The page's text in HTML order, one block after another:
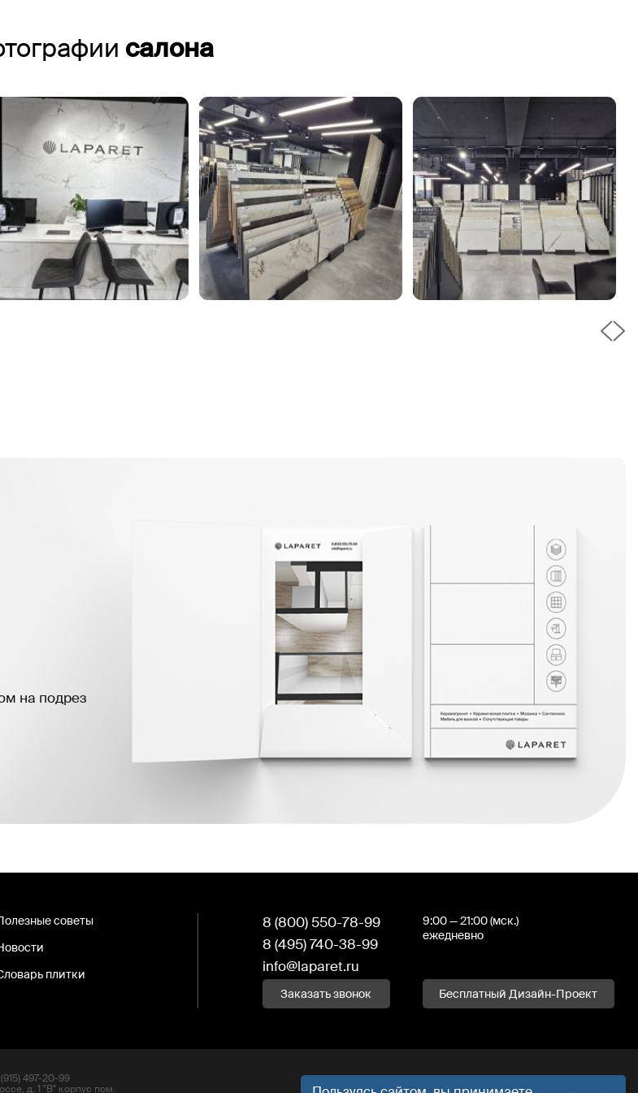
салона
на подрез
советы
плитки
8 (800) 550-78-99
8 (495) 740-38-99
info@laparet.ru
9:00 — 21:00 (мск.)
ежедневно
Заказать звонок Бесплатный Дизайн-Проект
497-20-99
д. 1 "В" корпус пом.